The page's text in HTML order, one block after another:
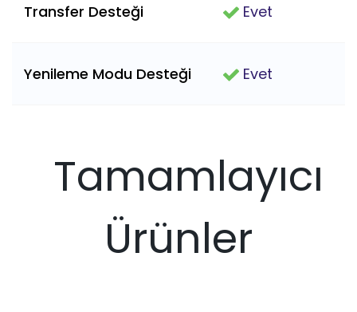
Transfer Desteği Evet
Yenileme Modu Desteği Evet
Tamamlayıcı
Ürünler